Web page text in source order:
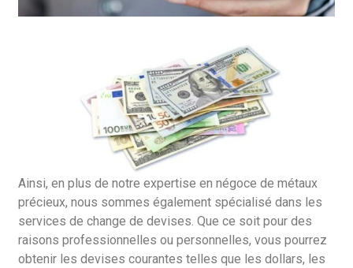
Ainsi, en plus de notre expertise en négoce de métaux
précieux, nous sommes également spécialisé dans les
services de change de devises. Que ce soit pour des
raisons professionnelles ou personnelles, vous pourrez
obtenir les devises courantes telles que les dollars, les